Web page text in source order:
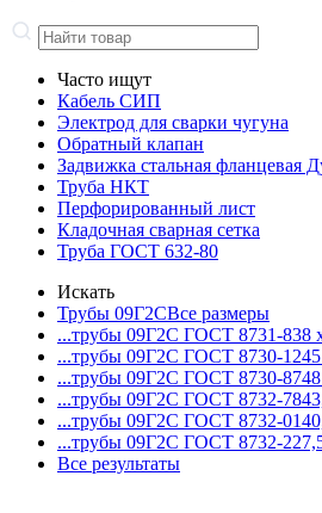
Часто ищут
Кабель СИП
Электрод для сварки чугуна
Обратный клапан
Задвижка стальная фланцевая
Труба НКТ
Перфорированный лист
Кладочная сварная сетка
Труба ГОСТ 632-80
Искать
Трубы 09Г2СВсе размеры
...трубы 09Г2С ГОСТ 8731-838
...трубы 09Г2С ГОСТ 8730-12
...трубы 09Г2С ГОСТ 8730-87
...трубы 09Г2С ГОСТ 8732-78
...трубы 09Г2С ГОСТ 8732-01
...трубы 09Г2С ГОСТ 8732-22
Все результаты